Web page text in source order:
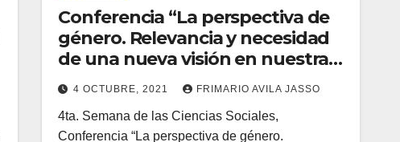
Conferencia “La perspectiva de
género. Relevancia y necesidad
de una nueva visión en nuestra
universidad”: Leticia Torres Villa
4 OCTUBRE, 2021 FRIMARIO AVILA JASSO
4ta. Semana de las Ciencias Sociales,
Conferencia “La perspectiva de género.